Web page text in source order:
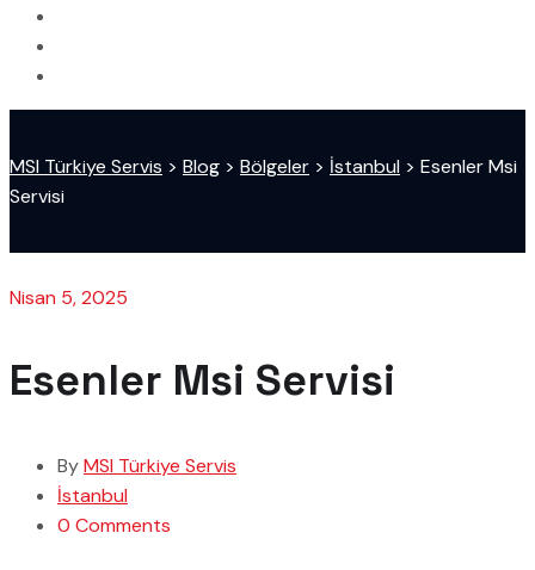
MSI Türkiye Servis > Blog > Bölgeler > İstanbul > Esenler Msi
Servisi
Nisan 5, 2025
Esenler Msi Servisi
ByMSI Türkiye Servis
İstanbul
0 Comments